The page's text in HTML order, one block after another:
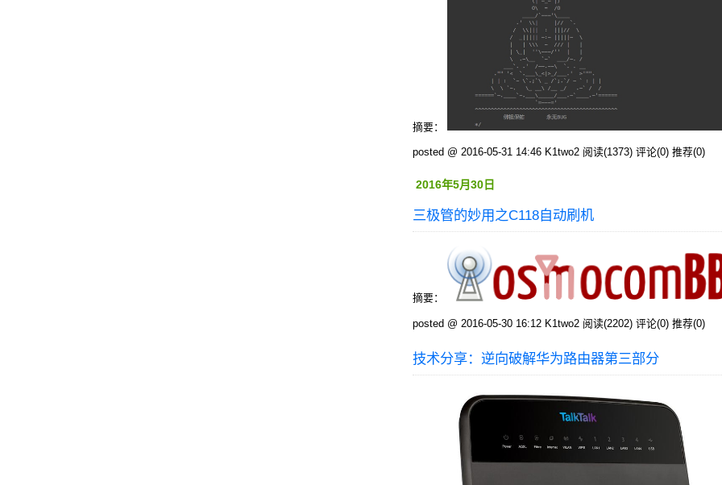
摘要：
posted @ 2016-05-31 14:46 K1two2 阅读(1373) 评论(0) 推荐(0)
2016年5月30日
三极管的妙用之C118自动刷机
摘要：
posted @ 2016-05-30 16:12 K1two2 阅读(2202) 评论(0) 推荐(0)
技术分享：逆向破解华为路由器第三部分